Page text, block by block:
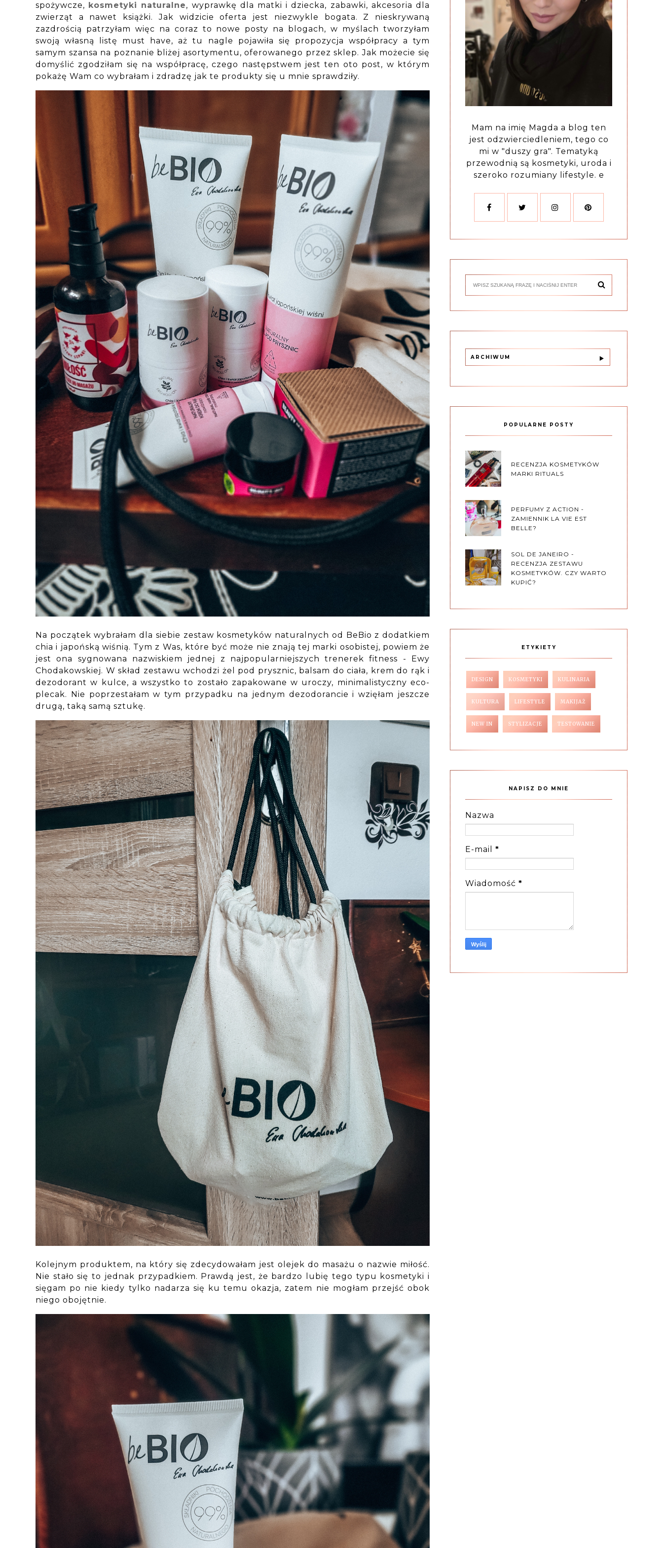
spożywcze, kosmetyki naturalne, wyprawkę dla matki i dziecka, zabawki, akcesoria dla
zwierząt a nawet książki. Jak widzicie oferta jest niezwykle bogata. Z nieskrywaną
zazdrością patrzyłam więc na coraz to nowe posty na blogach, w myślach tworzyłam
swoją własną listę must have, aż tu nagle pojawiła się propozycja współpracy a tym
samym szansa na poznanie bliżej asortymentu, oferowanego przez sklep. Jak możecie się
domyślić zgodziłam się na współpracę, czego następstwem jest ten oto post, w którym
pokażę Wam co wybrałam i zdradzę jak te produkty się u mnie sprawdziły.
Na początek wybrałam dla siebie zestaw kosmetyków naturalnych od BeBio z dodatkiem
chia i japońską wiśnią. Tym z Was, które być może nie znają tej marki osobistej, powiem że
jest ona sygnowana nazwiskiem jednej z najpopularniejszych trenerek fitness - Ewy
Chodakowskiej. W skład zestawu wchodzi żel pod prysznic, balsam do ciała, krem do rąk i
dezodorant w kulce, a wszystko to zostało zapakowane w uroczy, minimalistyczny eco-
plecak. Nie poprzestałam w tym przypadku na jednym dezodorancie i wzięłam jeszcze
drugą, taką samą sztukę.
Kolejnym produktem, na który się zdecydowałam jest olejek do masażu o nazwie miłość.
Nie stało się to jednak przypadkiem. Prawdą jest, że bardzo lubię tego typu kosmetyki i
sięgam po nie kiedy tylko nadarza się ku temu okazja, zatem nie mogłam przejść obok
niego obojętnie.
Mam na imię Magda a blog ten
jest odzwierciedleniem, tego co
mi w "duszy gra". Tematyką
przewodnią są kosmetyki, uroda i
szeroko rozumiany lifestyle. e
ARCHIWUM
POPULARNE POSTY
RECENZJA KOSMETYKÓW
MARKI RITUALS
PERFUMY Z ACTION -
ZAMIENNIK LA VIE EST
BELLE?
SOL DE JANEIRO -
RECENZJA ZESTAWU
KOSMETYKÓW. CZY WARTO
KUPIĆ?
ETYKIETY
DESIGN KOSMETYKI KULINARIA
KULTURA LIFESTYLE MAKIJAŻ
NEW IN STYLIZACJE TESTOWANIE
NAPISZ DO MNIE
Nazwa
E-mail *
Wiadomość *